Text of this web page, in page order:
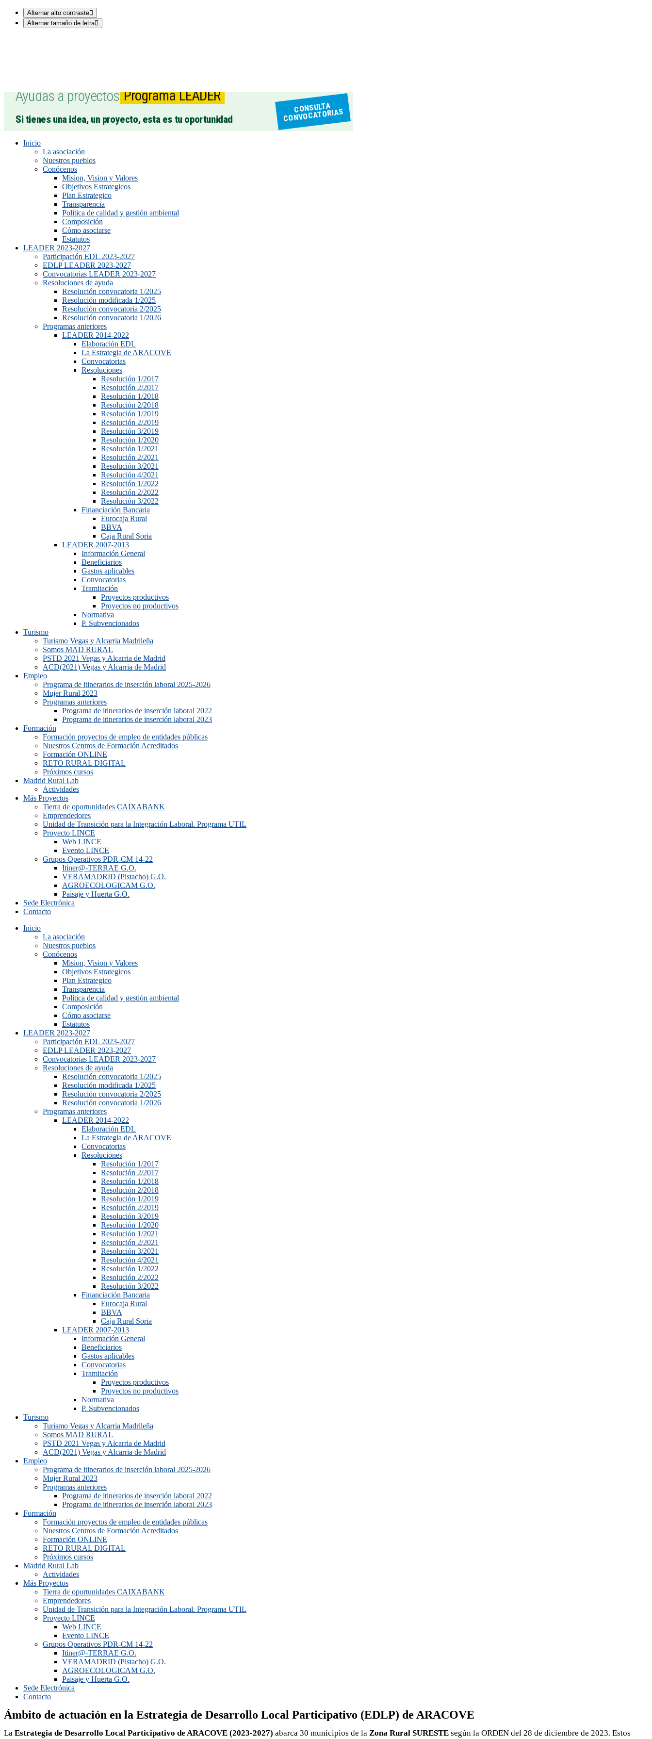
Alternar alto contraste
Alternar tamaño de letra
Ayudas a proyectos Programa LEADER
Si tienes una idea, un proyecto, esta es tu oportunidad
CONSULTA
CONVOCATORIAS
Inicio
La asociación
Nuestros pueblos
Conócenos
Mision, Vision y Valores
Objetivos Estrategicos
Plan Estrategico
Transparencia
Política de calidad y gestión ambiental
Composición
Cómo asociarse
Estatutos
LEADER 2023-2027
Participación EDL 2023-2027
EDLP LEADER 2023-2027
Convocatorias LEADER 2023-2027
Resoluciones de ayuda
Resolución convocatoria 1/2025
Resolución modificada 1/2025
Resolución convocatoria 2/2025
Resolución convocatoria 1/2026
Programas anteriores
LEADER 2014-2022
Elaboración EDL
La Estrategia de ARACOVE
Convocatorias
Resoluciones
Resolución 1/2017
Resolución 2/2017
Resolución 1/2018
Resolución 2/2018
Resolución 1/2019
Resolución 2/2019
Resolución 3/2019
Resolución 1/2020
Resolución 1/2021
Resolución 2/2021
Resolución 3/2021
Resolución 4/2021
Resolución 1/2022
Resolución 2/2022
Resolución 3/2022
Financiación Bancaria
Eurocaja Rural
BBVA
Caja Rural Soria
LEADER 2007-2013
Información General
Beneficiarios
Gastos aplicables
Convocatorias
Tramitación
Proyectos productivos
Proyectos no productivos
Normativa
P. Subvencionados
Turismo
Turismo Vegas y Alcarria Madrileña
Somos MAD RURAL
PSTD 2021 Vegas y Alcarria de Madrid
ACD(2021) Vegas y Alcarria de Madrid
Empleo
Programa de itinerarios de inserción laboral 2025-2026
Mujer Rural 2023
Programas anteriores
Programa de itinerarios de inserción laboral 2022
Programa de itinerarios de inserción laboral 2023
Formación
Formación proyectos de empleo de entidades públicas
Nuestros Centros de Formación Acreditados
Formación ONLINE
RETO RURAL DIGITAL
Próximos cursos
Madrid Rural Lab
Actividades
Más Proyectos
Tierra de oportunidades CAIXABANK
Emprendedores
Unidad de Transición para la Integración Laboral. Programa UTIL
Proyecto LINCE
Web LINCE
Evento LINCE
Grupos Operativos PDR-CM 14-22
Itíner@-TERRAE G.O.
VERAMADRID (Pistacho) G.O.
AGROECOLOGICAM G.O.
Paisaje y Huerta G.O.
Sede Electrónica
Contacto
Inicio
La asociación
Nuestros pueblos
Conócenos
Mision, Vision y Valores
Objetivos Estrategicos
Plan Estrategico
Transparencia
Política de calidad y gestión ambiental
Composición
Cómo asociarse
Estatutos
LEADER 2023-2027
Participación EDL 2023-2027
EDLP LEADER 2023-2027
Convocatorias LEADER 2023-2027
Resoluciones de ayuda
Resolución convocatoria 1/2025
Resolución modificada 1/2025
Resolución convocatoria 2/2025
Resolución convocatoria 1/2026
Programas anteriores
LEADER 2014-2022
Elaboración EDL
La Estrategia de ARACOVE
Convocatorias
Resoluciones
Resolución 1/2017
Resolución 2/2017
Resolución 1/2018
Resolución 2/2018
Resolución 1/2019
Resolución 2/2019
Resolución 3/2019
Resolución 1/2020
Resolución 1/2021
Resolución 2/2021
Resolución 3/2021
Resolución 4/2021
Resolución 1/2022
Resolución 2/2022
Resolución 3/2022
Financiación Bancaria
Eurocaja Rural
BBVA
Caja Rural Soria
LEADER 2007-2013
Información General
Beneficiarios
Gastos aplicables
Convocatorias
Tramitación
Proyectos productivos
Proyectos no productivos
Normativa
P. Subvencionados
Turismo
Turismo Vegas y Alcarria Madrileña
Somos MAD RURAL
PSTD 2021 Vegas y Alcarria de Madrid
ACD(2021) Vegas y Alcarria de Madrid
Empleo
Programa de itinerarios de inserción laboral 2025-2026
Mujer Rural 2023
Programas anteriores
Programa de itinerarios de inserción laboral 2022
Programa de itinerarios de inserción laboral 2023
Formación
Formación proyectos de empleo de entidades públicas
Nuestros Centros de Formación Acreditados
Formación ONLINE
RETO RURAL DIGITAL
Próximos cursos
Madrid Rural Lab
Actividades
Más Proyectos
Tierra de oportunidades CAIXABANK
Emprendedores
Unidad de Transición para la Integración Laboral. Programa UTIL
Proyecto LINCE
Web LINCE
Evento LINCE
Grupos Operativos PDR-CM 14-22
Itíner@-TERRAE G.O.
VERAMADRID (Pistacho) G.O.
AGROECOLOGICAM G.O.
Paisaje y Huerta G.O.
Sede Electrónica
Contacto
Ámbito de actuación en la Estrategia de Desarrollo Local Participativo (EDLP) de ARACOVE
La Estrategia de Desarrollo Local Participativo de ARACOVE (2023-2027) abarca 30 municipios de la Zona Rural SURESTE según la ORDEN del 28 de diciembre de 2023. Estos